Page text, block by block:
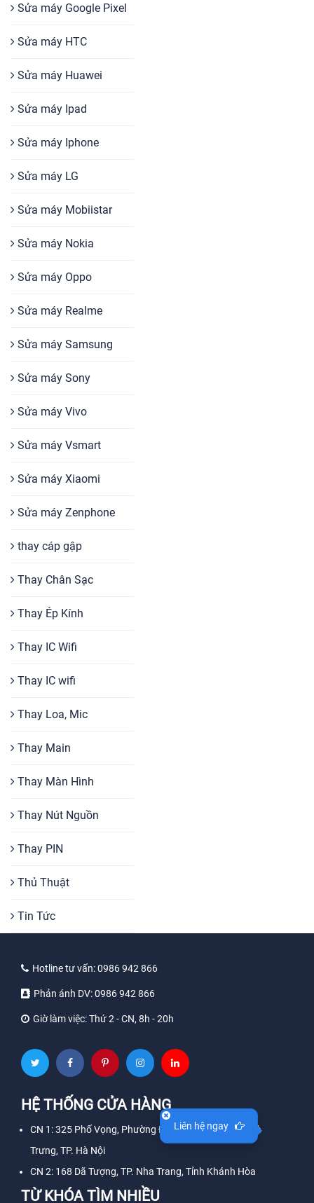
Sửa máy Google Pixel
Sửa máy HTC
Sửa máy Huawei
Sửa máy Ipad
Sửa máy Iphone
Sửa máy LG
Sửa máy Mobiistar
Sửa máy Nokia
Sửa máy Oppo
Sửa máy Realme
Sửa máy Samsung
Sửa máy Sony
Sửa máy Vivo
Sửa máy Vsmart
Sửa máy Xiaomi
Sửa máy Zenphone
thay cáp gập
Thay Chân Sạc
Thay Ép Kính
Thay IC Wifi
Thay IC wifi
Thay Loa, Mic
Thay Main
Thay Màn Hình
Thay Nút Nguồn
Thay PIN
Thủ Thuật
Tin Tức
Hotline tư vấn:0986 942 866
Phản ánh DV:0986 942 866
Giờ làm việc:Thứ 2 - CN, 8h - 20h
HỆ THỐNG CỬA HÀNG
CN 1: 325 Phố Vọng, Phường Đồng Tâm, Quận Hai Bà
Trưng, TP. Hà Nội
CN 2: 168 Dã Tượng, TP. Nha Trang, Tỉnh Khánh Hòa
TỪ KHÓA TÌM NHIỀU
Liên hệ ngay